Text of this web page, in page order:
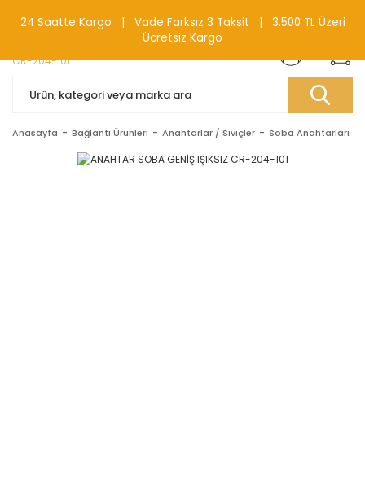
0(212) 240 87 88
Anasayfa Bağlantı Ürünleri Anahtarlar / Siviçler Soba Anahtarları
24 Saatte Kargo | Vade Farksız 3 Taksit | 3.500 TL Üzeri
Ücretsiz Kargo